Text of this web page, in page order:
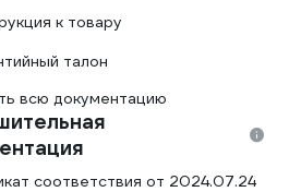
к товару
талон
всю документацию
соответствия от 2024.07.24